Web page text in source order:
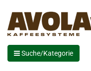
Suche/Kategorie